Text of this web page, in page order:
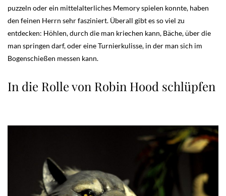
puzzeln oder ein mittelalterliches Memory spielen konnte, haben
den feinen Herrn sehr fasziniert. Überall gibt es so viel zu
entdecken: Höhlen, durch die man kriechen kann, Bäche, über die
man springen darf, oder eine Turnierkulisse, in der man sich im
Bogenschießen messen kann.
In die Rolle von Robin Hood schlüpfen